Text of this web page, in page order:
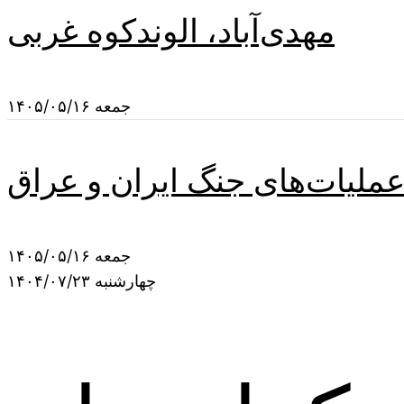
مهدی‌آباد، الوندکوه غربی
جمعه ۱۴۰۵/۰۵/۱۶
جنگ ایران و عراق
جمعه ۱۴۰۵/۰۵/۱۶
چهارشنبه ۱۴۰۴/۰۷/۲۳